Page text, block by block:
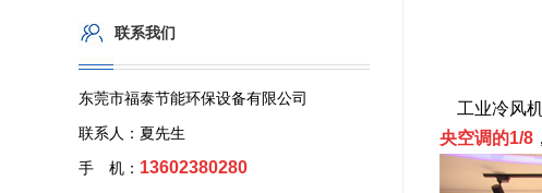
工业冷风机
央空调的1/8
联系我们
东莞市福泰节能环保设备有限公司
联系人：夏先生
手 机： 13602380280